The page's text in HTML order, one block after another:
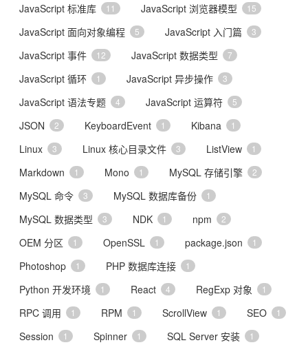
JavaScript 标准库 11 JavaScript 浏览器模型 15
JavaScript 面向对象编程 5 JavaScript 入门篇 3
JavaScript 事件 12 JavaScript 数据类型 7
JavaScript 循环 1 JavaScript 异步操作 3
JavaScript 语法专题 4 JavaScript 运算符 5
JSON 2 KeyboardEvent 1 Kibana 1
Linux 3 Linux 核心目录文件 3 ListView 1
Markdown 1 Mono 1 MySQL 存储引擎 2
MySQL 命令 3 MySQL 数据库备份 1
MySQL 数据类型 3 NDK 1 npm 2
OEM 分区 1 OpenSSL 1 package.json 1
Photoshop 1 PHP 数据库连接 1
Python 开发环境 1 React 4 RegExp 对象 1
RPC 调用 1 RPM 1 ScrollView 1 SEO 1
Session 1 Spinner 1 SQL Server 安装 1